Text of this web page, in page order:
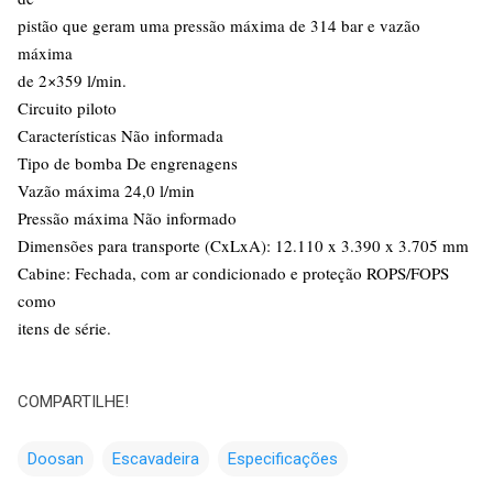
pistão que geram uma pressão máxima de 314 bar e vazão
máxima
de 2×359 l/min.
Circuito piloto
Características Não informada
Tipo de bomba De engrenagens
Vazão máxima 24,0 l/min
Pressão máxima Não informado
Dimensões para transporte (CxLxA): 12.110 x 3.390 x 3.705 mm
Cabine: Fechada, com ar condicionado e proteção ROPS/FOPS
como
itens de série.
COMPARTILHE!
Doosan Escavadeira Especificações